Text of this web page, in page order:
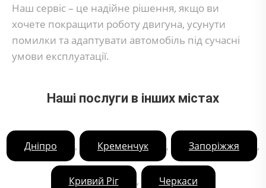
Наш сервіс – це надійне рішення, якщо ви
хочете покращити роботу двигуна, усунути
помилки та адаптувати автомобіль під сучасні
умови експлуатації.
Наші послуги в інших містах
Дніпро , Кременчук , Запоріжжя ,
Кривий Ріг , Черкаси